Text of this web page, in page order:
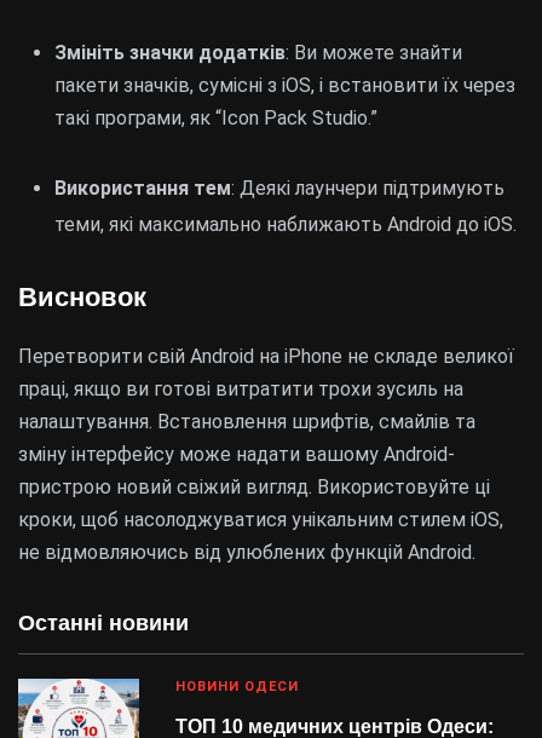
Останні новини
НОВИНИ ОДЕСИ
ТОП 10 медичних центрів Одеси:
Змініть значки додатків: Ви можете знайти
пакети значків, сумісні з iOS, і встановити їх через
такі програми, як “Icon Pack Studio.”
Використання тем: Деякі лаунчери підтримують
теми, які максимально наближають Android до iOS.
Висновок
Перетворити свій Android на iPhone не складе великої
праці, якщо ви готові витратити трохи зусиль на
налаштування. Встановлення шрифтів, смайлів та
зміну інтерфейсу може надати вашому Android-
пристрою новий свіжий вигляд. Використовуйте ці
кроки, щоб насолоджуватися унікальним стилем iOS,
не відмовляючись від улюблених функцій Android.